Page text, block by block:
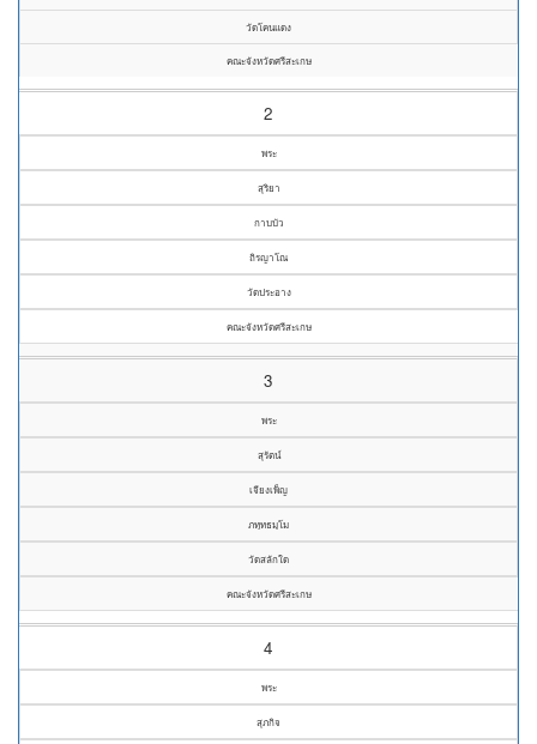
วัดโคนแดง
คณะจังหวัดศรีสะเกษ
2
พระ
สุริยา
กาบบัว
ถิรญาโณ
วัดประอาง
คณะจังหวัดศรีสะเกษ
3
พระ
สุรัตน์
เจียงเพ็ญ
ภทฺทธมฺโม
วัดสลักใด
คณะจังหวัดศรีสะเกษ
4
พระ
สุภกิจ